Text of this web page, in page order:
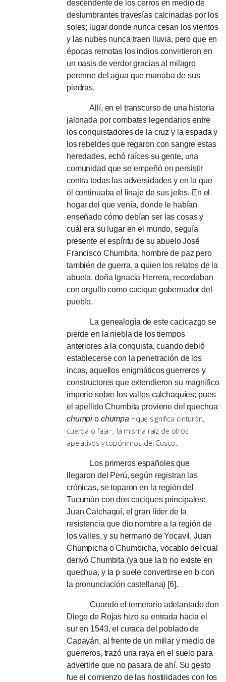
descendente de los cerros en medio de
deslumbrantes travesías calcinadas por los
soles; lugar donde nunca cesan los vientos
y las nubes nunca traen lluvia, pero que en
épocas remotas los indios convirtieron en
un oasis de verdor gracias al milagro
perenne del agua que manaba de sus
piedras.
Allí, en el transcurso de una historia
jalonada por combates legendarios entre
los conquistadores de la cruz y la espada y
los rebeldes que regaron con sangre estas
heredades, echó raíces su gente, una
comunidad que se empeñó en persistir
contra todas las adversidades y en la que
él continuaba el linaje de sus jefes. En el
hogar del que venía, donde le habían
enseñado cómo debían ser las cosas y
cuál era su lugar en el mundo, seguía
presente el espíritu de su abuelo José
Francisco Chumbita, hombre de paz pero
también de guerra, a quien los relatos de la
abuela, doña Ignacia Herrera, recordaban
con orgullo como cacique gobernador del
pueblo.
La genealogía de este cacicazgo se
pierde en la niebla de los tiempos
anteriores a la conquista, cuando debió
establecerse con la penetración de los
incas, aquellos enigmáticos guerreros y
constructores que extendieron su magnífico
imperio sobre los valles calchaquíes; pues
el apellido Chumbita proviene del quechua
chumpi o chumpa −que significa cinturón,
cuerda o faja−, la misma raíz de otros
apelativos y topónimos del Cusco.
Los primeros españoles que
llegaron del Perú, según registran las
crónicas, se toparon en la región del
Tucumán con dos caciques principales:
Juan Calchaquí, el gran líder de la
resistencia que dio nombre a la región de
los valles, y su hermano de Yocavil, Juan
Chumpicha o Chumbicha, vocablo del cual
derivó Chumbita (ya que la b no existe en
quechua, y la p suele convertirse en b con
la pronunciación castellana) [6].
Cuando el temerario adelantado don
Diego de Rojas hizo su entrada hacia el
sur en 1543, el curaca del poblado de
Capayán, al frente de un millar y medio de
guerreros, trazó una raya en el suelo para
advertirle que no pasara de ahí. Su gesto
fue el comienzo de las hostilidades con los